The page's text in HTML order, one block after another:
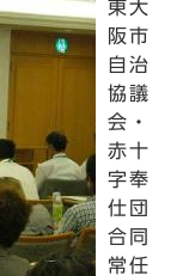
東大
阪市
自治
協議
会・
赤十
字奉
仕団
合同
常任